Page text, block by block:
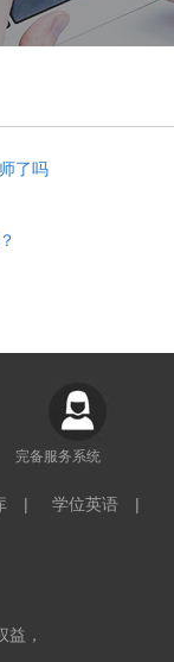
了吗
完备服务系统
| 学位英语 |
，